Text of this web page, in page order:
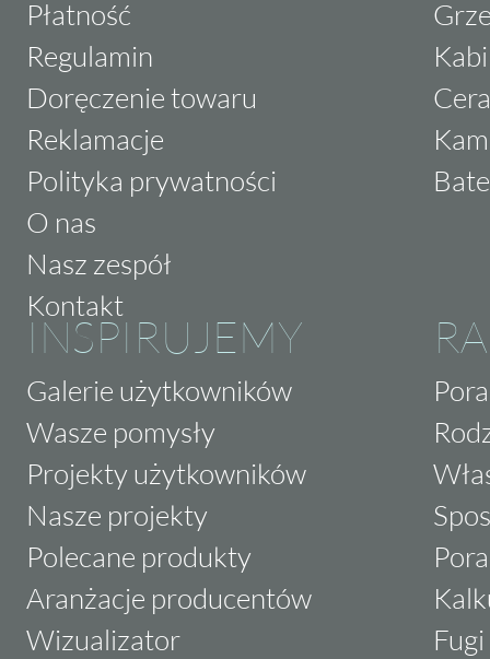
Płatność
Regulamin
Doręczenie towaru
Reklamacje
Polityka prywatności
O nas
Nasz zespół
Kontakt
INSPIRUJEMY
Galerie użytkowników
Wasze pomysły
Projekty użytkowników
Nasze projekty
Polecane produkty
Aranżacje producentów
Wizualizator